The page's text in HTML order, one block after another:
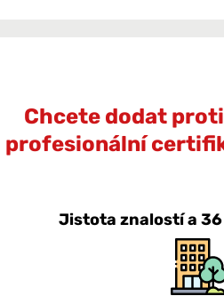
Chcete dodat
profesionální
Jistota znalostí a